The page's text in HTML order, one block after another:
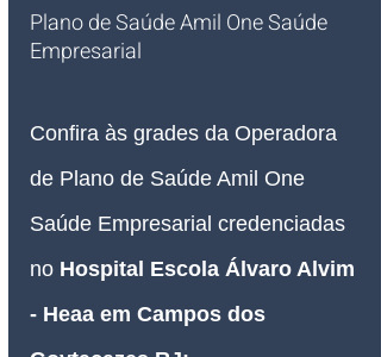
Plano de Saúde Amil One Saúde
Empresarial
Confira às grades da Operadora
de Plano de Saúde Amil One
Saúde Empresarial credenciadas
no Hospital Escola Álvaro Alvim
- Heaa em Campos dos